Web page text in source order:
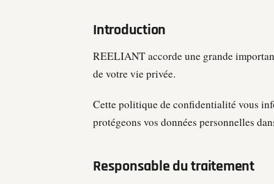
Introduction
REELIANT accorde une grande
de votre vie privée.
Cette politique de confidentialité vous
protégeons vos données personnelles
Responsable du traitement